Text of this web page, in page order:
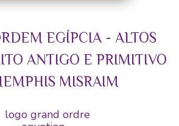
EGÍPCIA - ALTOS
ANTIGO E PRIMITIVO
MISRAIM